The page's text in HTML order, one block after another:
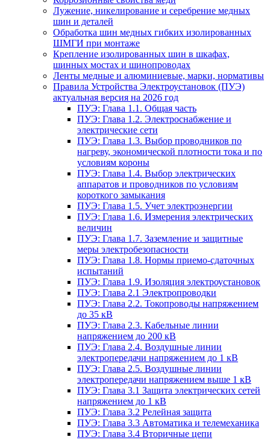
Лужение, никелирование и серебрение медных
шин и деталей
Обработка шин медных гибких изолированных
ШМГИ при монтаже
Крепление изолированных шин в шкафах,
шинных мостах и шинопроводах
Ленты медные и алюминиевые, марки, нормативы
Правила Устройства Электроустановок (ПУЭ)
актуальная версия на 2026 год
ПУЭ: Глава 1.1. Общая часть
ПУЭ: Глава 1.2. Электроснабжение и
электрические сети
ПУЭ: Глава 1.3. Выбор проводников по
нагреву, экономической плотности тока и по
условиям короны
ПУЭ: Глава 1.4. Выбор электрических
аппаратов и проводников по условиям
короткого замыкания
ПУЭ: Глава 1.5. Учет электроэнергии
ПУЭ: Глава 1.6. Измерения электрических
величин
ПУЭ: Глава 1.7. Заземление и защитные
меры электробезопасности
ПУЭ: Глава 1.8. Нормы приемо-сдаточных
испытаний
ПУЭ: Глава 1.9. Изоляция электроустановок
ПУЭ: Глава 2.1 Электропроводки
ПУЭ: Глава 2.2. Токопроводы напряжением
до 35 кВ
ПУЭ: Глава 2.3. Кабельные линии
напряжением до 200 кВ
ПУЭ: Глава 2.4. Воздушные линии
электропередачи напряжением до 1 кВ
ПУЭ: Глава 2.5. Воздушные линии
электропередачи напряжением выше 1 кВ
ПУЭ: Глава 3.1 Защита электрических сетей
напряжением до 1 кВ
ПУЭ: Глава 3.2 Релейная защита
ПУЭ: Глава 3.3 Автоматика и телемеханика
ПУЭ: Глава 3.4 Вторичные цепи